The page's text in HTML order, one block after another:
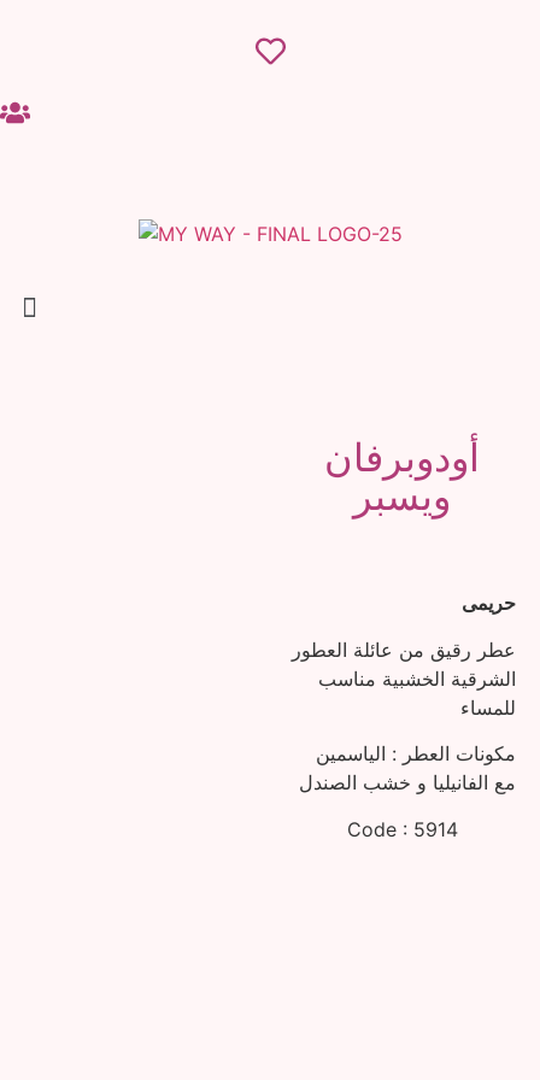
أودوبرفان
ويسبر
حريمى
عطر رقيق من عائلة العطور
الشرقية الخشبية مناسب
للمساء
مكونات العطر : الياسمين
مع الفانيليا و خشب الصندل
Code : 5914